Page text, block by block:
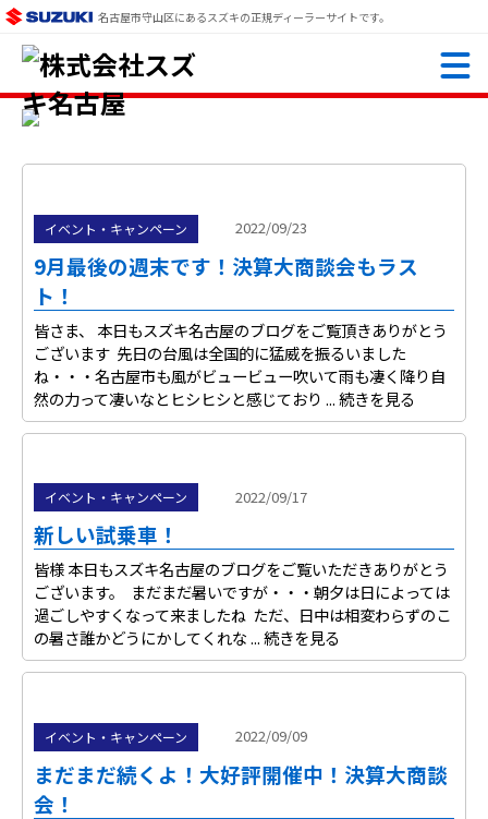
名古屋市守山区にあるスズキの正規ディーラーサイトです。
イベント・キャンペーン 2022/09/23
9月最後の週末です！決算大商談会もラス
ト！
皆さま、 本日もスズキ名古屋のブログをご覧頂きありがとう
ございます 先日の台風は全国的に猛威を振るいました
ね・・・名古屋市も風がビュービュー吹いて雨も凄く降り自
然の力って凄いなとヒシヒシと感じており ...続きを見る
イベント・キャンペーン 2022/09/17
新しい試乗車！
皆様 本日もスズキ名古屋のブログをご覧いただきありがとう
ございます。 まだまだ暑いですが・・・朝夕は日によっては
過ごしやすくなって来ましたね ただ、日中は相変わらずのこ
の暑さ誰かどうにかしてくれな ...続きを見る
イベント・キャンペーン 2022/09/09
まだまだ続くよ！大好評開催中！決算大商談
会！